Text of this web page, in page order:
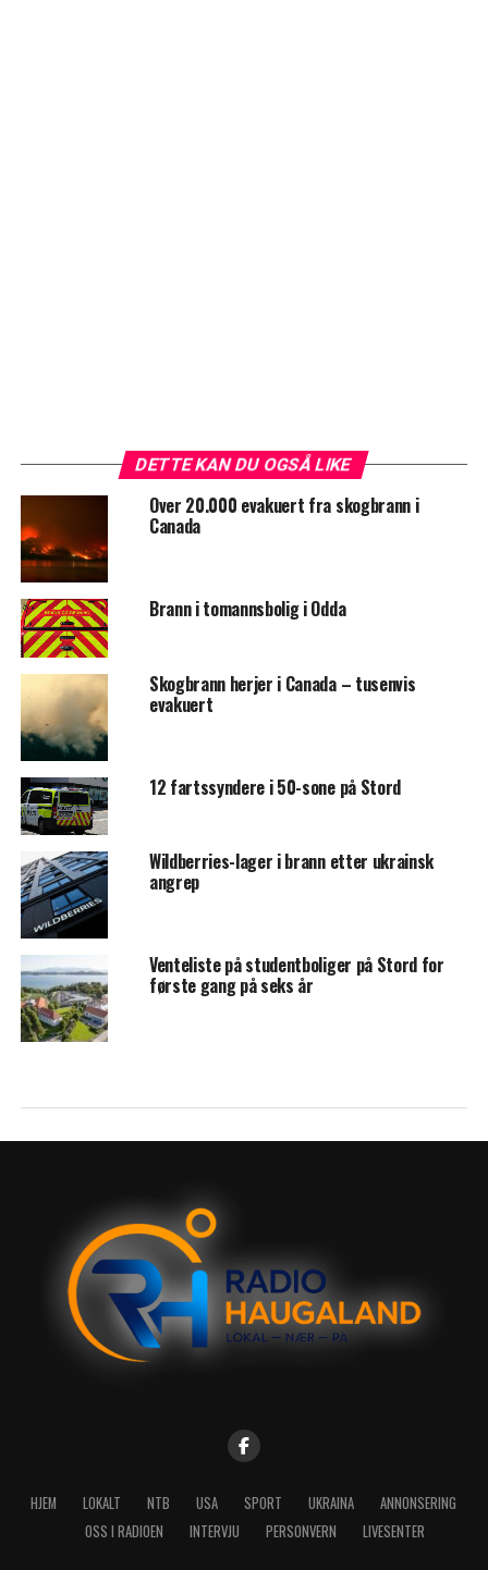
DETTE KAN DU OGSÅ LIKE
Over 20.000 evakuert fra skogbrann i
Canada
Brann i tomannsbolig i Odda
Skogbrann herjer i Canada – tusenvis
evakuert
12 fartssyndere i 50-sone på Stord
Wildberries-lager i brann etter ukrainsk
angrep
Venteliste på studentboliger på Stord for
første gang på seks år
HJEM LOKALT NTB USA SPORT UKRAINA
ANNONSERING
OSS I RADIOEN
INTERVJU PERSONVERN LIVESENTER